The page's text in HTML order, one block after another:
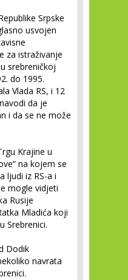
Srpske
usvojen
za istraživanje
srebreničkoj
do 1995.
Vlada RS, i 12
da je
i da se ne može
Krajine u
na kojem se
ljudi iz RS-a i
mogle vidjeti
Rusije
Mladića koji
Srebrenici.
Dodik
navrata